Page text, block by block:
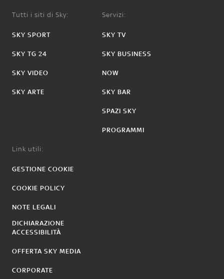
Tutti i siti di Sky:
SKY SPORT
SKY TG 24
SKY VIDEO
SKY ARTE
Servizi:
SKY TV
SKY BUSINESS
NOW
SKY BAR
SPAZI SKY
PROGRAMMI
Link utili:
GESTIONE COOKIE
COOKIE POLICY
NOTE LEGALI
DICHIARAZIONE
ACCESSIBILITÀ
OFFERTA SKY MEDIA
CORPORATE